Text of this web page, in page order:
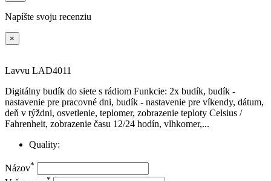
Napíšte svoju recenziu
×
Lavvu LAD4011
Digitálny budík do siete s rádiom Funkcie: 2x budík, budík -
nastavenie pre pracovné dni, budík - nastavenie pre víkendy, dátum,
deň v týždni, osvetlenie, teplomer, zobrazenie teploty Celsius /
Fahrenheit, zobrazenie času 12/24 hodín, vlhkomer,...
Quality:
Názov*